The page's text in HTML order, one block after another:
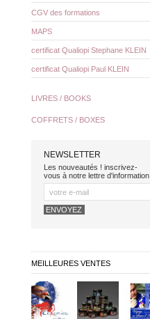
CGV des formations
MAPS
certificat Qualiopi Stephane KLEIN
certificat Qualiopi Paul KLEIN
LIVRES / BOOKS
COFFRETS / BOXES
NEWSLETTER
Les nouveautés ! inscrivez-
vous à notre lettre d'information
MEILLEURES VENTES